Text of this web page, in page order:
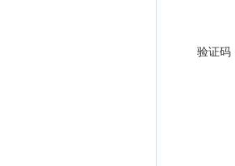
验证码